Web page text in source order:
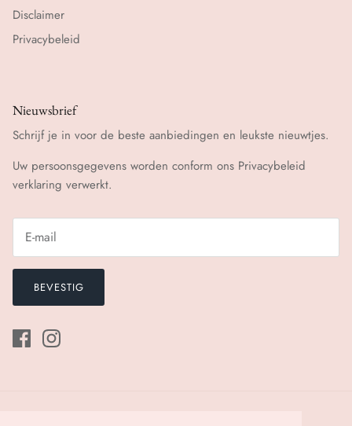
Disclaimer
Privacybeleid
Nieuwsbrief
Schrijf je in voor de beste aanbiedingen en leukste nieuwtjes.
Uw persoonsgegevens worden conform ons Privacybeleid
verklaring verwerkt.
BEVESTIG